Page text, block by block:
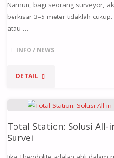
Namun, bagi seorang surveyor,
berkisar 3–5 meter tidaklah
atau …
INFO / NEWS
DETAIL
Total Station: Solusi All-
Survei